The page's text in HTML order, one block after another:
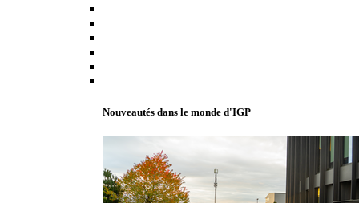
Nouveautés dans le monde d'IGP